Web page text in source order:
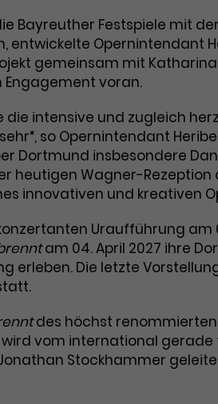
Bayreuther Festspiele mit
entwickelte Opernintendant
gemeinsam mit
voran.
die intensive und zugleich
so Opernintendant
Dortmund insbesondere
heutigen Wagner-
innovativen und kreativen
Uraufführung am
am 04. April 2027 ihre
erleben. Die letzte
des höchst
vom international gerade
Stockhammer